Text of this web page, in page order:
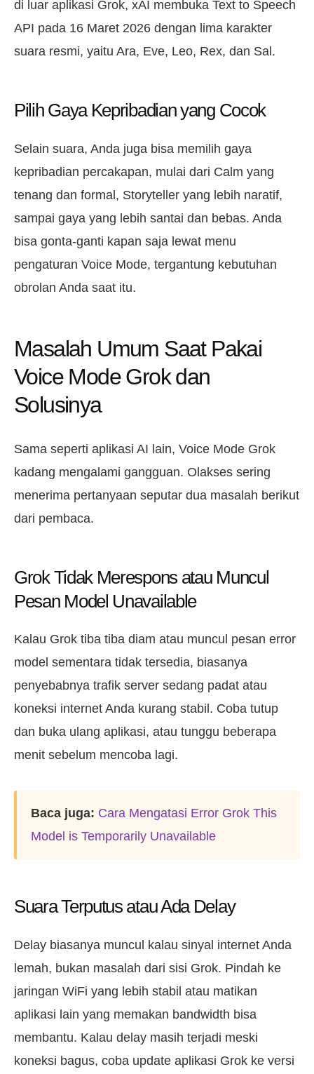
di luar aplikasi Grok, xAI membuka Text to Speech
API pada 16 Maret 2026 dengan lima karakter
suara resmi, yaitu Ara, Eve, Leo, Rex, dan Sal.
Pilih Gaya Kepribadian yang Cocok
Selain suara, Anda juga bisa memilih gaya
kepribadian percakapan, mulai dari Calm yang
tenang dan formal, Storyteller yang lebih naratif,
sampai gaya yang lebih santai dan bebas. Anda
bisa gonta-ganti kapan saja lewat menu
pengaturan Voice Mode, tergantung kebutuhan
obrolan Anda saat itu.
Masalah Umum Saat Pakai
Voice Mode Grok dan
Solusinya
Sama seperti aplikasi AI lain, Voice Mode Grok
kadang mengalami gangguan. Olakses sering
menerima pertanyaan seputar dua masalah berikut
dari pembaca.
Grok Tidak Merespons atau Muncul
Pesan Model Unavailable
Kalau Grok tiba tiba diam atau muncul pesan error
model sementara tidak tersedia, biasanya
penyebabnya trafik server sedang padat atau
koneksi internet Anda kurang stabil. Coba tutup
dan buka ulang aplikasi, atau tunggu beberapa
menit sebelum mencoba lagi.
Baca juga: Cara Mengatasi Error Grok This
Model is Temporarily Unavailable
Suara Terputus atau Ada Delay
Delay biasanya muncul kalau sinyal internet Anda
lemah, bukan masalah dari sisi Grok. Pindah ke
jaringan WiFi yang lebih stabil atau matikan
aplikasi lain yang memakan bandwidth bisa
membantu. Kalau delay masih terjadi meski
koneksi bagus, coba update aplikasi Grok ke versi